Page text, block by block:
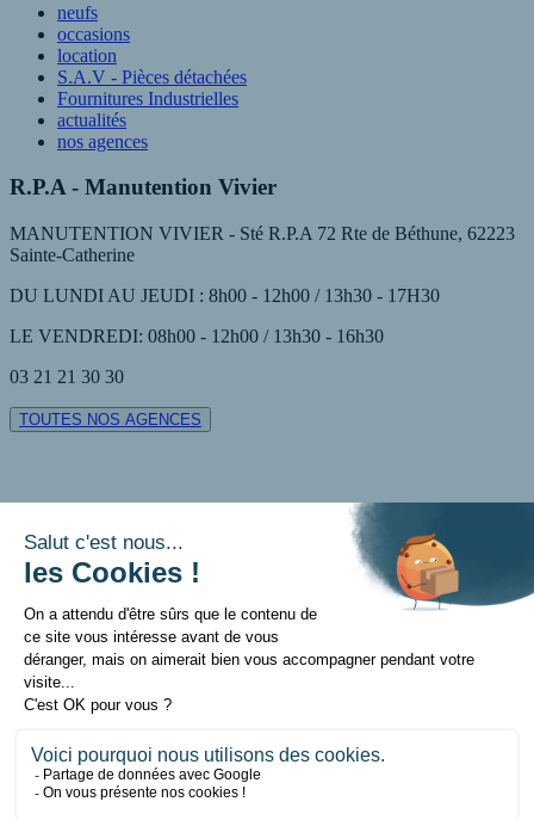
neufs
occasions
location
S.A.V - Pièces détachées
Fournitures Industrielles
actualités
nos agences
R.P.A - Manutention Vivier
MANUTENTION VIVIER - Sté R.P.A 72 Rte de Béthune, 62223
Sainte-Catherine
DU LUNDI AU JEUDI : 8h00 - 12h00 / 13h30 - 17H30
LE VENDREDI: 08h00 - 12h00 / 13h30 - 16h30
03 21 21 30 30
TOUTES NOS AGENCES
Contact
Mentions légales